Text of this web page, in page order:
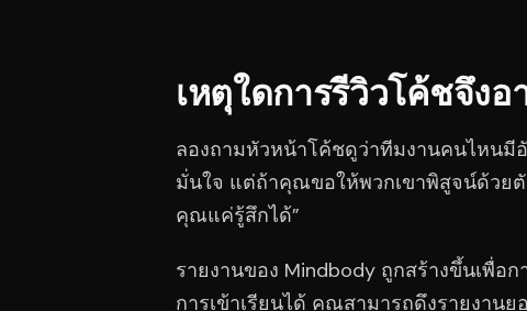
เหตุใดการรีวิวโค้ชจึ
ลองถามหัวหน้าโค้ชดูว่าทีมงานคนไหนมี
มั่นใจ แต่ถ้าคุณขอให้พวกเขาพิสูจน์ด้วย
คุณแค่รู้สึกได้”
รายงานของ Mindbody ถูกสร้างขึ้นเพื่
การเข้าเรียนได้ คุณสามารถดึงรายงา